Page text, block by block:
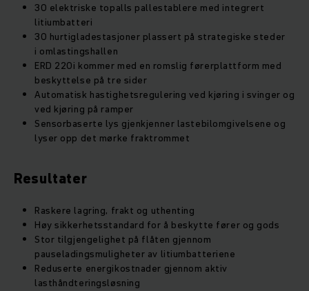
30 elektriske topalls pallestablere med integrert
litiumbatteri
30 hurtigladestasjoner plassert på strategiske steder
i omlastingshallen
ERD 220i kommer med en romslig førerplattform med
beskyttelse på tre sider
Automatisk hastighetsregulering ved kjøring i svinger og
ved kjøring på ramper
Sensorbaserte lys gjenkjenner lastebilomgivelsene og
lyser opp det mørke fraktrommet
Resultater
Raskere lagring, frakt og uthenting
Høy sikkerhetsstandard for å beskytte fører og gods
Stor tilgjengelighet på flåten gjennom
pauseladingsmuligheter av litiumbatteriene
Reduserte energikostnader gjennom aktiv
lasthåndteringsløsning